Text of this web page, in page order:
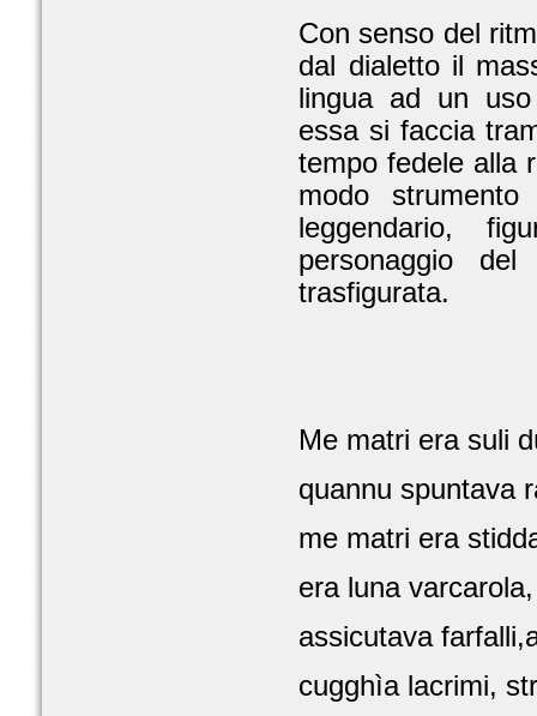
Con senso del
dal dialetto il
lingua ad un
essa si faccia
tempo fedele alla
modo
leggendario,
personaggio
trasfigurata.
Me matri era suli
quannu spuntava
me matri era
era luna
assicutava
cugghìa lacrimi,